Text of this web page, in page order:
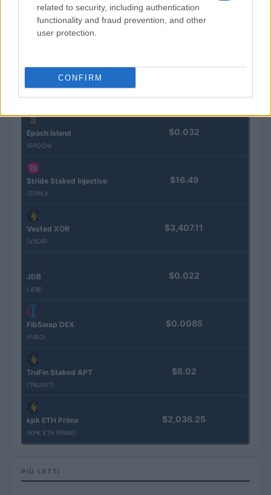
related to security, including authentication
functionality and fraud prevention, and other
user protection.
CONFIRM
Kinza Babylon Staked
$83,270.00
Steakhouse EURCV
(STEAKEURCV)
Epoch Island
(EPOCH)
$0.032
Stride Staked Injective
(STINJ)
$16.49
Vested XOR
(VXOR)
$3,407.11
JDB
(JDB)
$0.022
FibSwap DEX
(FIBO)
$0.0085
TruFin Staked APT
(TRUAPT)
$8.02
kpk ETH Prime
(KPK ETH PRIME)
$2,036.25
PIÙ LETTI